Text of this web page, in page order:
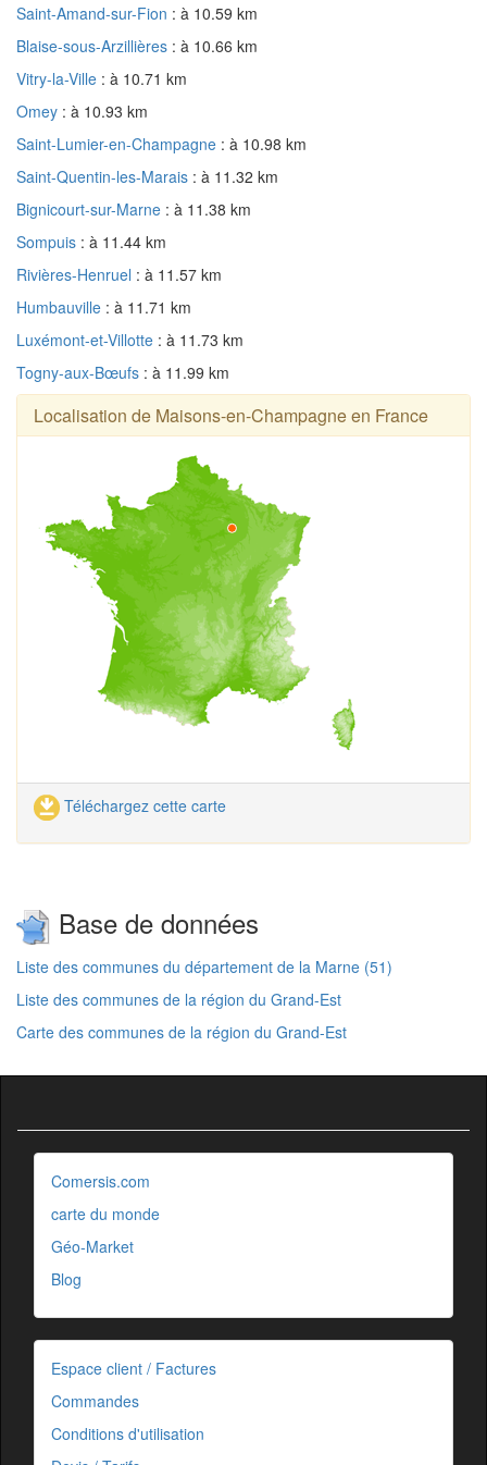
Saint-Amand-sur-Fion : à 10.59 km
Blaise-sous-Arzillières : à 10.66 km
Vitry-la-Ville : à 10.71 km
Omey : à 10.93 km
Saint-Lumier-en-Champagne : à 10.98 km
Saint-Quentin-les-Marais : à 11.32 km
Bignicourt-sur-Marne : à 11.38 km
Sompuis : à 11.44 km
Rivières-Henruel : à 11.57 km
Humbauville : à 11.71 km
Luxémont-et-Villotte : à 11.73 km
Togny-aux-Bœufs : à 11.99 km
Localisation de Maisons-en-Champagne en France
Téléchargez cette carte
Base de données
Liste des communes du département de la Marne (51)
Liste des communes de la région du Grand-Est
Carte des communes de la région du Grand-Est
Comersis.com
carte du monde
Géo-Market
Blog
Espace client / Factures
Commandes
Conditions d'utilisation